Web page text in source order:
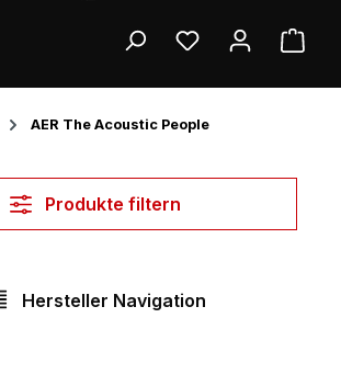
AER The Acoustic People
Produkte filtern
Hersteller Navigation